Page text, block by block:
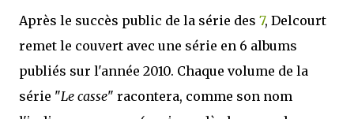
Après le succès public de la série des 7, Delcourt
remet le couvert avec une série en 6 albums
publiés sur l'année 2010. Chaque volume de la
série "Le casse" racontera, comme son nom